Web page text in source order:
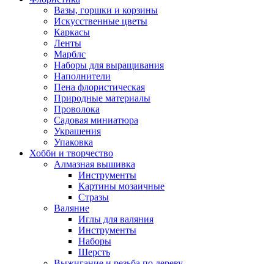
Вазы, горшки и корзины
Искусственные цветы
Каркасы
Ленты
Марблс
Наборы для выращивания
Наполнители
Пена флористическая
Природные материалы
Проволока
Садовая миниатюра
Украшения
Упаковка
Хобби и творчество
Алмазная вышивка
Инструменты
Картины мозаичные
Стразы
Валяние
Иглы для валяния
Инструменты
Наборы
Шерсть